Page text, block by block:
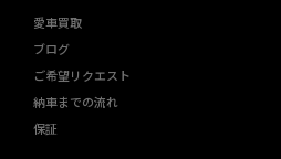
愛車買取
ブログ
ご希望リクエスト
納車までの流れ
保証